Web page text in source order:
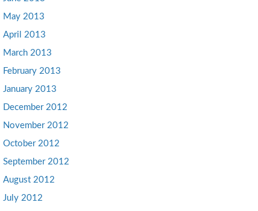
May 2013
April 2013
March 2013
February 2013
January 2013
December 2012
November 2012
October 2012
September 2012
August 2012
July 2012